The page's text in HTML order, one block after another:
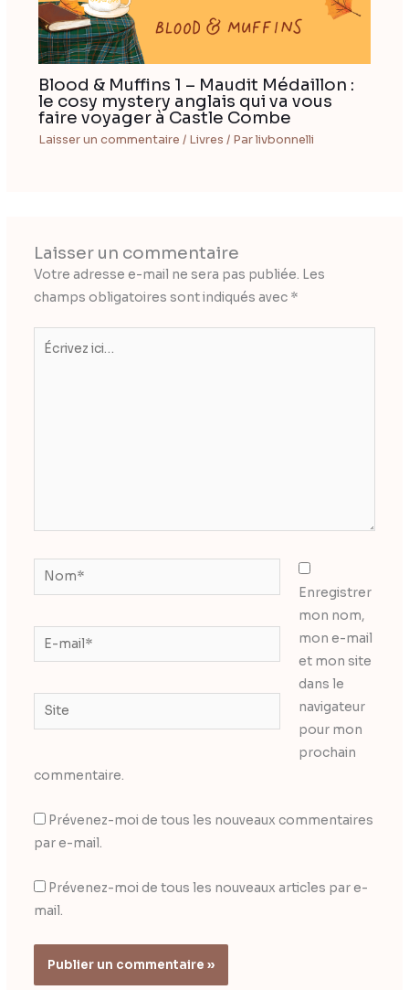
Blood & Muffins 1 – Maudit Médaillon :
le cosy mystery anglais qui va vous
faire voyager à Castle Combe
Laisser un commentaire / Livres / Parlivbonnelli
Laisser un commentaire
Votre adresse e-mail ne sera pas publiée. Les
champs obligatoires sont indiqués avec *
Écrivez
Nom*
E-
mail*
Site
Enregistrer
mon nom,
mon e-mail
et mon site
dans le
navigateur
pour mon
prochain
commentaire.
Prévenez-moi de tous les nouveaux commentaires
par e-mail.
Prévenez-moi de tous les nouveaux articles par e-
mail.